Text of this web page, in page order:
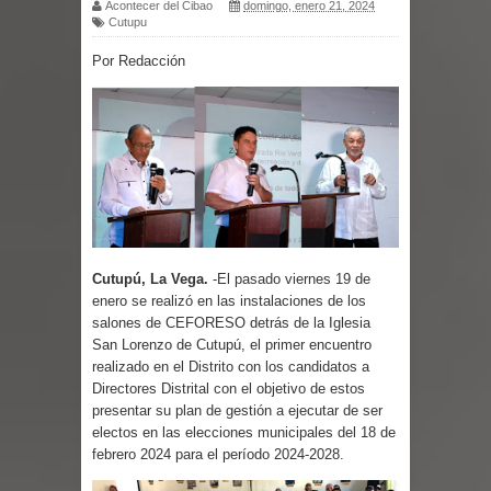
provincias
ESCUELAS RADIOFONICAS SANTA
MARIA INFORMA QUE YA ESTAN
ABIERTAS LAS INSCRIPCIONES
Tragedia enluta a Baní: seis personas
hechos separados
EEUU: Tres muertos y cuatro heridos
por tiroteo en Seattle
Heridos y edificios colapsados tras
Acontecer del Cibao
domingo, enero 21, 2024
Cutupu
Por Redacción
Cutupú, La Vega. -El pasado viernes 19 de
enero se realizó en las instalaciones de los
salones de CEFORESO detrás de la Iglesia
San Lorenzo de Cutupú, el primer encuentro
realizado en el Distrito con los candidatos a
Directores Distrital con el objetivo de estos
presentar su plan de gestión a ejecutar de ser
electos en las elecciones municipales del 18 de
febrero 2024 para el período 2024-2028.